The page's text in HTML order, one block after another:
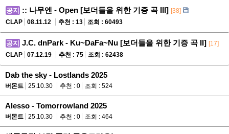
공지 :: 나무엔 - Open [보더들을 위한 기증 곡 III] [38]
CLAP
08.11.12 추천 : 13 조회 : 60493
공지 J.C. dnPark - Ku~DaFa~Nu [보더들을 위한 기증 곡 II] [17]
CLAP
07.12.19 추천 : 75 조회 : 62438
Dab the sky - Lostlands 2025
버몬트 25.10.30 추천 : 0 조회 : 524
Alesso - Tomorrowland 2025
버몬트 25.10.30 추천 : 0 조회 : 464